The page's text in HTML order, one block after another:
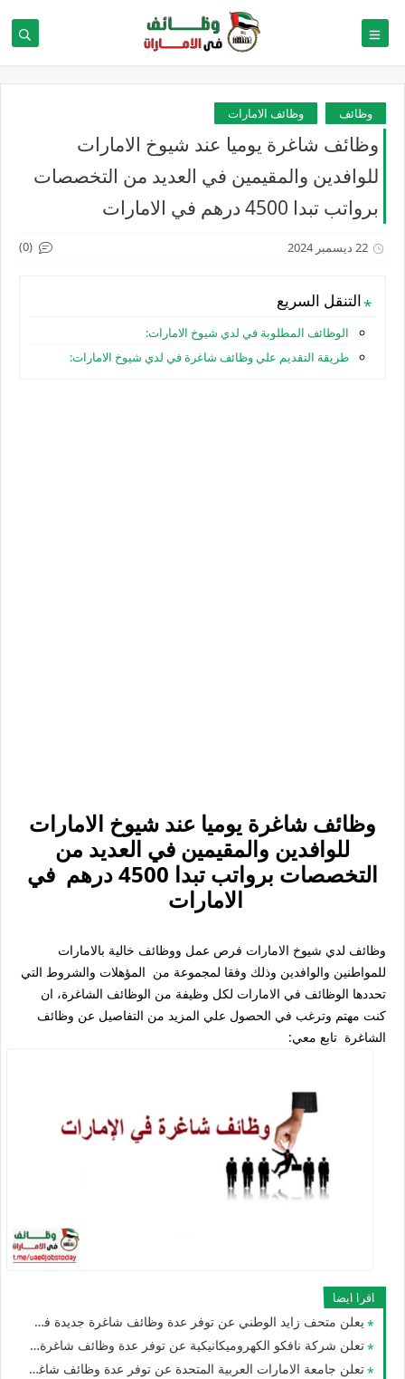
وظائف وظائف الامارات
وظائف شاغرة يوميا عند شيوخ الامارات
للوافدين والمقيمين في العديد من التخصصات
برواتب تبدا 4500 درهم في الامارات
22 ديسمبر 2024 (0)
التنقل السريع
الوظائف المطلوبة في لدي شيوخ الامارات:
طريقة التقديم علي وظائف شاغرة في لدي شيوخ الامارات:
وظائف شاغرة يوميا عند شيوخ الامارات
للوافدين والمقيمين في العديد من
التخصصات برواتب تبدا 4500 درهم في
الامارات
وظائف لدي شيوخ الامارات فرص عمل ووظائف خالية بالامارات
للمواطنين والوافدين وذلك وفقا لمجموعة من المؤهلات والشروط التي
تحددها الوظائف في الامارات لكل وظيفة من الوظائف الشاغرة، ان
كنت مهتم وترغب في الحصول علي المزيد من التفاصيل عن وظائف
الشاغرة تابع معي:
اقرا ايضا
يعلن متحف زايد الوطني عن توفر عدة وظائف شاغرة جديدة في مختلف التخصصات للوافدين والمقيمين في الامارات
تعلن شركة نافكو الكهروميكانيكية عن توفر عدة وظائف شاغرة جديدة للرجال والنساء بالامارات
تعلن جامعة الامارات العربية المتحدة عن توفر عدة وظائف شاغرة جديدة في الامارات لعام 2026